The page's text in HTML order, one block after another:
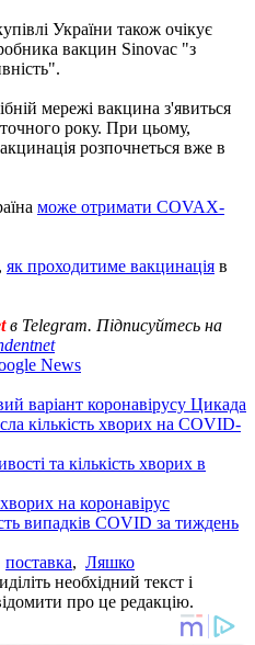
України також очікує
вакцин Sinovac "з
мережі вакцина з'явиться
року. При цьому,
розпочнеться вже в
може отримати COVAX-
як проходитиме вакцинація в
в Telegram. Підписуйтесь на
News
варіант коронавірусу Цикада
кількість хворих на COVID-
та кількість хворих в
на коронавірус
випадків COVID за тиждень
поставка, Ляшко
необхідний текст і
про це редакцію.